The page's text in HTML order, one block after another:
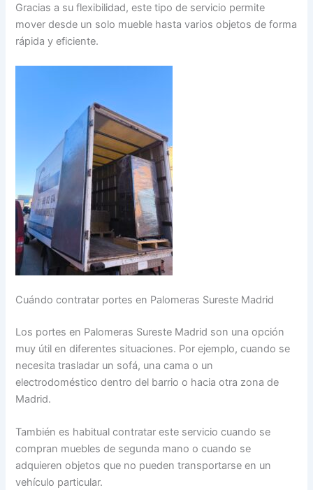
Gracias a su flexibilidad, este tipo de servicio permite
mover desde un solo mueble hasta varios objetos de forma
rápida y eficiente.
Cuándo contratar portes en Palomeras Sureste Madrid
Los portes en Palomeras Sureste Madrid son una opción
muy útil en diferentes situaciones. Por ejemplo, cuando se
necesita trasladar un sofá, una cama o un
electrodoméstico dentro del barrio o hacia otra zona de
Madrid.
También es habitual contratar este servicio cuando se
compran muebles de segunda mano o cuando se
adquieren objetos que no pueden transportarse en un
vehículo particular.